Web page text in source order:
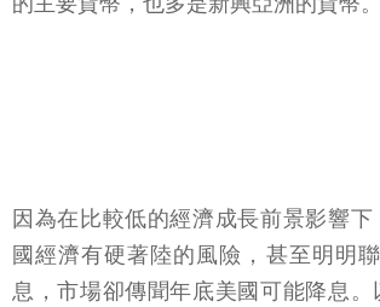
因為在比較低的經濟成長前景影響
國經濟有硬著陸的風險，甚至明明
息，市場卻傳聞年底美國可能降息